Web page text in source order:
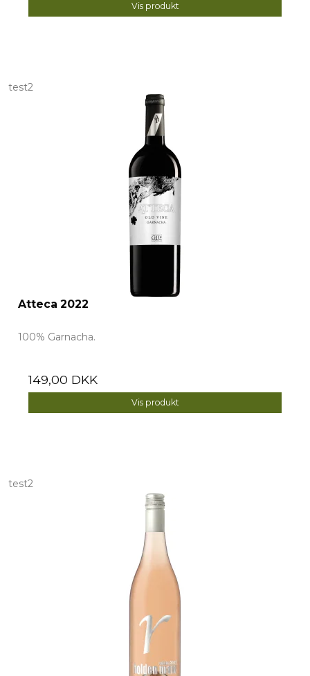
Vis produkt
test2
Atteca 2022
100% Garnacha.
149,00 DKK
Vis produkt
test2